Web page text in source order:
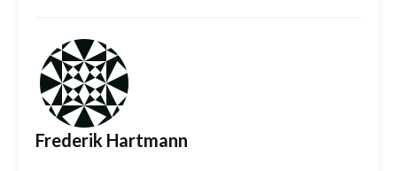
Frederik Hartmann